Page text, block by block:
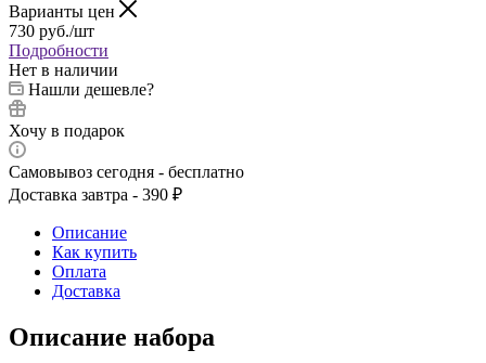
Варианты цен
730 руб./шт
Подробности
Нет в наличии
Нашли дешевле?
Хочу в подарок
Самовывоз сегодня - бесплатно
Доставка завтра - 390 ₽
Описание
Как купить
Оплата
Доставка
Описание набора